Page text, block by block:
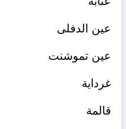
عين الدفلى
عين تموشنت
غرداية
قالمة